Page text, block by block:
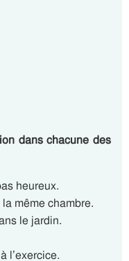
dans chacune des
heureux.
même chambre.
le jardin.
l’exercice.